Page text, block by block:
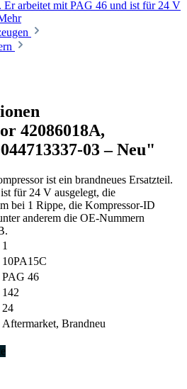
Er arbeitet mit PAG 46 und ist für 24 V
42086018A,
03 – Neu"
ist ein brandneues Ersatzteil.
für 24 V ausgelegt, die
bei 1 Rippe, die Kompressor-ID
anderem die OE-Nummern
1
10PA15C
PAG 46
142
24
Aftermarket, Brandneu